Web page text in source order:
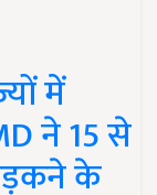
में
ने 15 से
के